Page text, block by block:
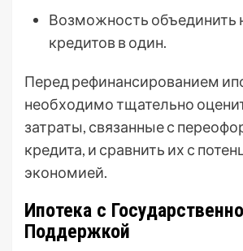
Возможность объединить
кредитов в один.
Перед рефинансированием
необходимо тщательно
затраты, связанные с
кредита, и сравнить их с
экономией.
Ипотека с
Поддержкой